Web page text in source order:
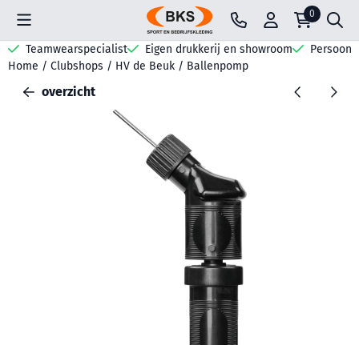
Cookievoorkeuren zijn beschikbaar. Kies instellingen of sta
0
Teamwearspecialist Eigen drukkerij en showroom
Home / Clubshops / HV de Beuk / Ballenpomp
overzicht